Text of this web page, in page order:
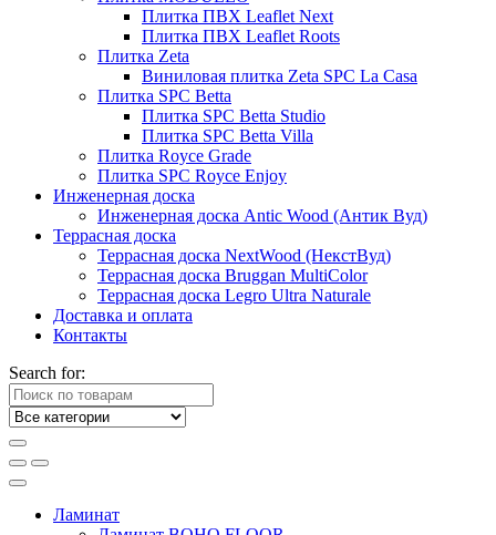
Плитка ПВХ Leaflet Next
Плитка ПВХ Leaflet Roots
Плитка Zeta
Виниловая плитка Zeta SPC La Casa
Плитка SPC Betta
Плитка SPC Betta Studio
Плитка SPC Betta Villa
Плитка Royce Grade
Плитка SPC Royce Enjoy
Инженерная доска
Инженерная доска Antic Wood (Антик Вуд)
Террасная доска
Террасная доска NextWood (НекстВуд)
Террасная доска Bruggan MultiColor
Террасная доска Legro Ultra Naturale
Доставка и оплата
Контакты
Search for:
Ламинат